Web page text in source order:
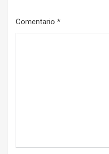
Comentario *